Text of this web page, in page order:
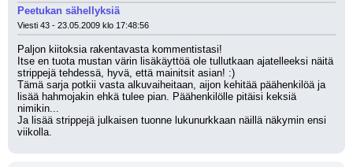
Peetukan sähellyksiä
Viesti 43 - 23.05.2009 klo 17:48:56
Paljon kiitoksia rakentavasta kommentistasi!
Itse en tuota mustan värin lisäkäyttöä ole tullutkaan ajatelleeksi näitä
strippejä tehdessä, hyvä, että mainitsit asian! :)
Tämä sarja potkii vasta alkuvaiheitaan, aijon kehitää päähenkilöä ja
lisää hahmojakin ehkä tulee pian. Päähenkilölle pitäisi keksiä
nimikin...
Ja lisää strippejä julkaisen tuonne lukunurkkaan näillä näkymin ensi
viikolla.